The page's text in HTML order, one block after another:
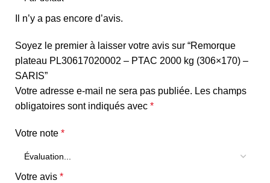
Il n’y a pas encore d’avis.
Soyez le premier à laisser votre avis sur “Remorque
plateau PL30617020002 – PTAC 2000 kg (306×170) –
SARIS”
Votre adresse e-mail ne sera pas publiée. Les champs
obligatoires sont indiqués avec *
Votre note *
Votre avis *